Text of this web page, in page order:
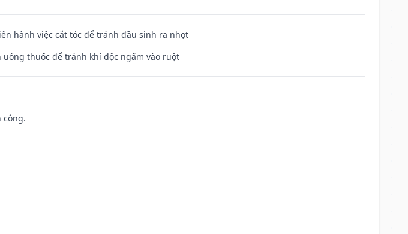
hành việc cắt tóc để tránh đầu sinh ra nhọt
uống thuốc để tránh khí độc ngấm vào ruột
công.